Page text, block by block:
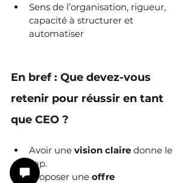
Sens de l’organisation, rigueur,
capacité à structurer et
automatiser
En bref : Que devez-vous
retenir pour réussir en tant
que CEO ?
Avoir une vision claire donne le
cap.
Proposer une offre